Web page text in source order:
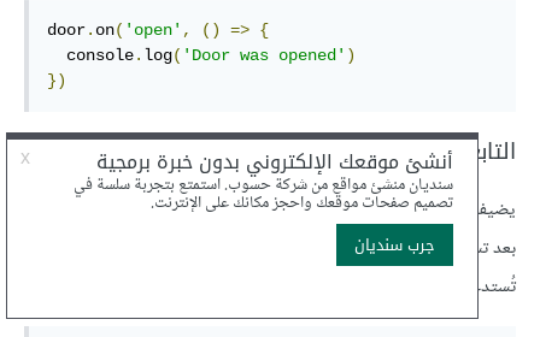
door. on( 'open' , () => {
  console
. log( 'Door was opened' )
})
التابع emitter.once()‎
يضيف هذا التابع دالة رد النداء التي تُستدعَى عند إصدار حدث لأول مرة
بعد تسجيله، حيث ستُستدعَى دالة رد النداء تلك مرةً واحدةً فقط، ولن
تُستدعَى مرةً أخرى.